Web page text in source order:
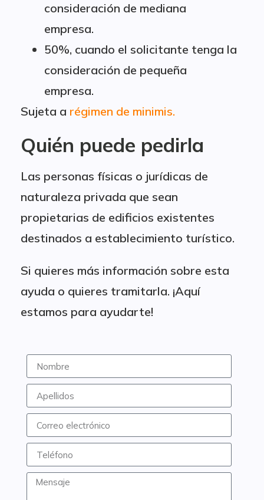
consideración de mediana
empresa.
50%, cuando el solicitante tenga la
consideración de pequeña
empresa.
Sujeta a régimen de minimis.
Quién puede pedirla
Las personas físicas o jurídicas de
naturaleza privada que sean
propietarias de edificios existentes
destinados a establecimiento turístico.
Si quieres más información sobre esta
ayuda o quieres tramitarla. ¡Aquí
estamos para ayudarte!